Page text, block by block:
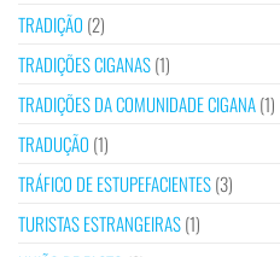
TRADIÇÃO (2)
TRADIÇÕES CIGANAS(1)
TRADIÇÕES DA COMUNIDADE CIGANA(1)
TRADUÇÃO (1)
TRÁFICO DE ESTUPEFACIENTES(3)
TURISTAS ESTRANGEIRAS(1)